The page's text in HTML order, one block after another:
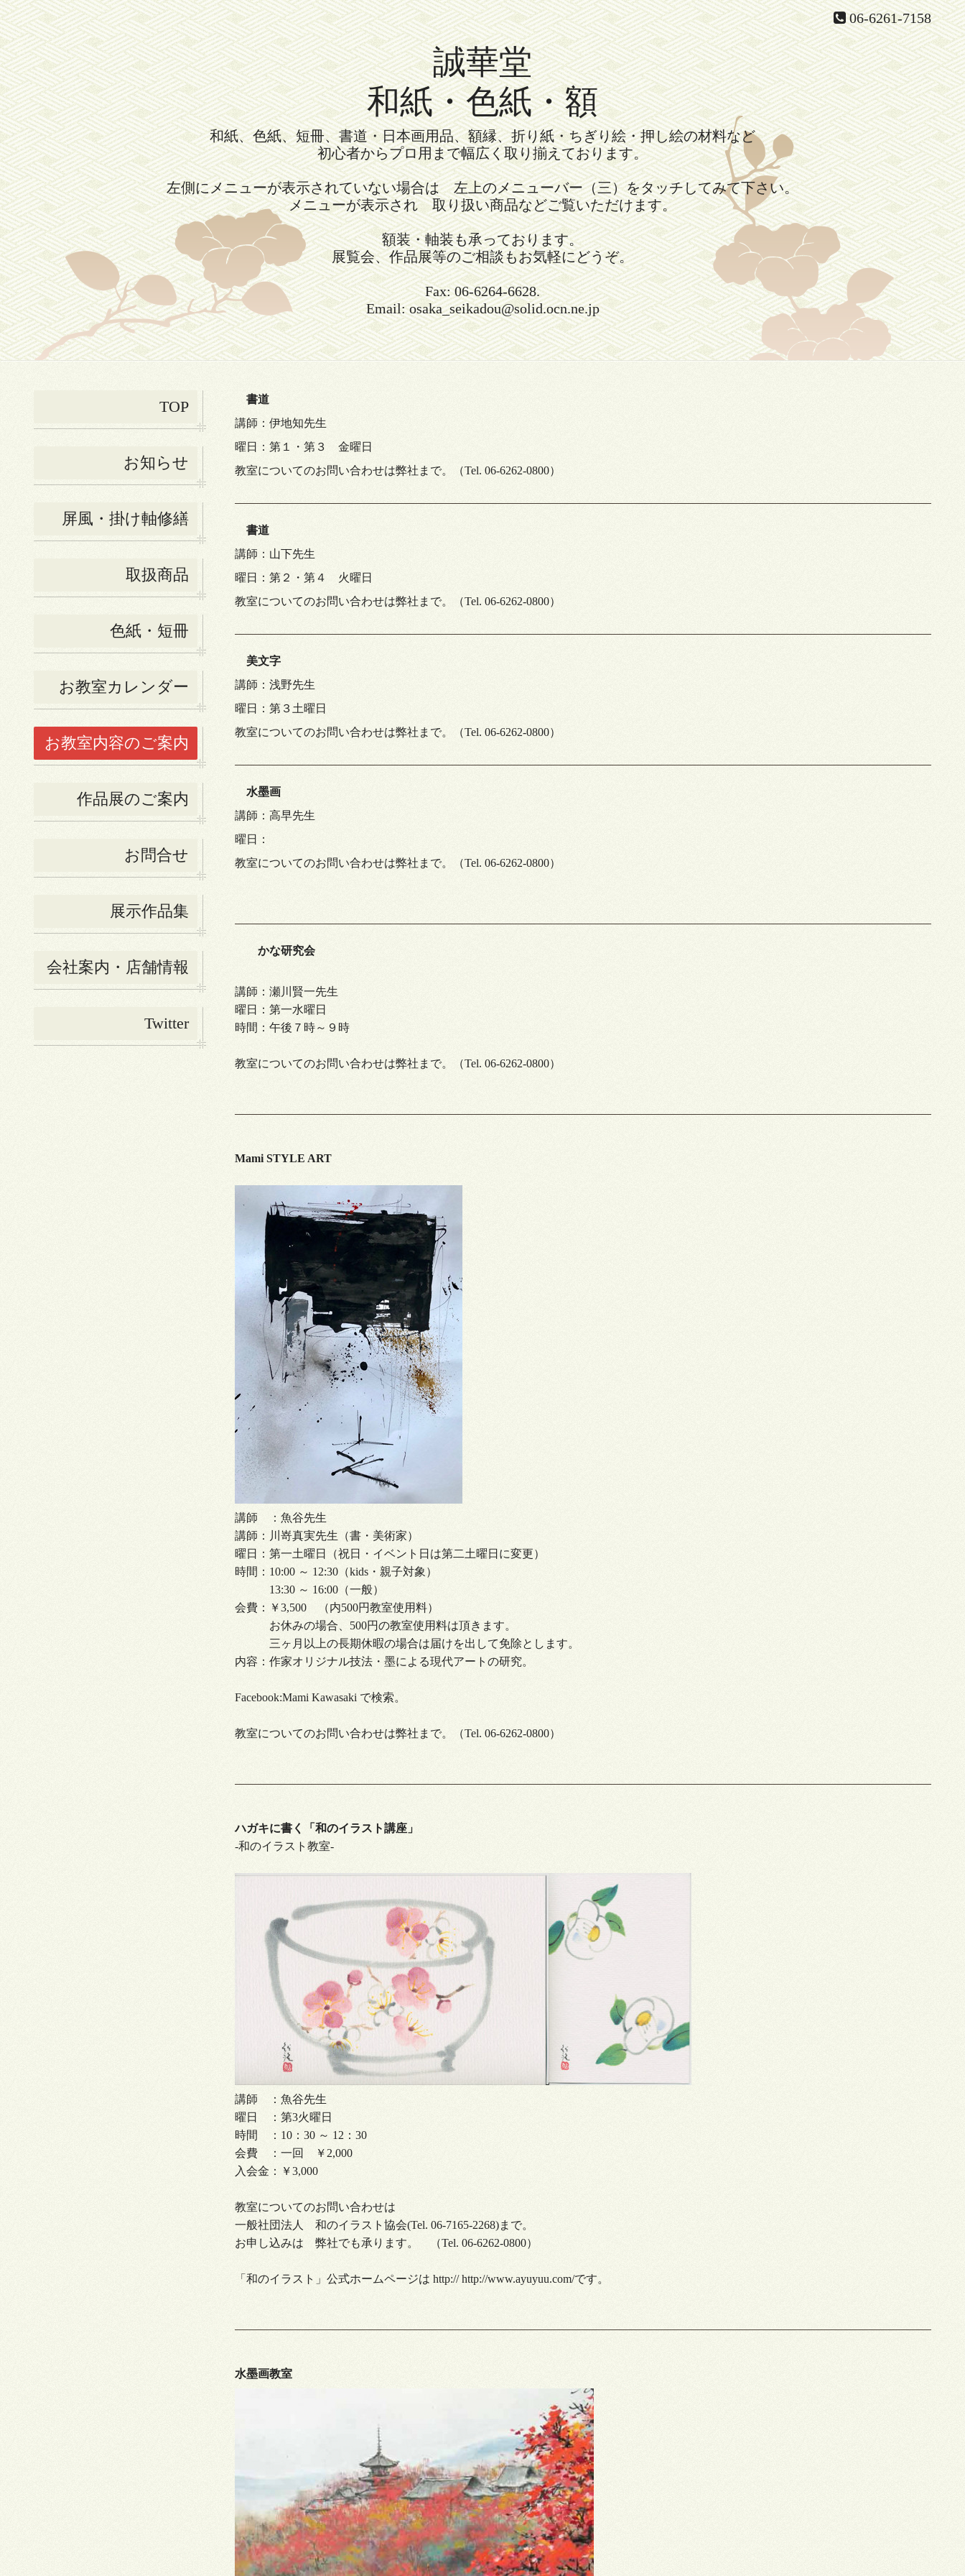
06-6261-7158
誠華堂
和紙・色紙・額
和紙、色紙、短冊、書道・日本画用品、額縁、折り紙・ちぎり絵・押し絵の材料など
初心者からプロ用まで幅広く取り揃えております。
左側にメニューが表示されていない場合は 左上のメニューバー（三）をタッチしてみて下さい。
メニューが表示され 取り扱い商品などご覧いただけます。
額装・軸装も承っております。
展覧会、作品展等のご相談もお気軽にどうぞ。
Fax: 06-6264-6628.
Email: osaka_seikadou@solid.ocn.ne.jp
TOP
お知らせ
屏風・掛け軸修繕
取扱商品
色紙・短冊
お教室カレンダー
お教室内容のご案内
作品展のご案内
お問合せ
展示作品集
会社案内・店舗情報
Twitter
書道
講師：伊地知先生
曜日：第１・第３ 金曜日
教室についてのお問い合わせは弊社まで。（Tel. 06-6262-0800）
書道
講師：山下先生
曜日：第２・第４ 火曜日
教室についてのお問い合わせは弊社まで。（Tel. 06-6262-0800）
美文字
講師：浅野先生
曜日：第３土曜日
教室についてのお問い合わせは弊社まで。（Tel. 06-6262-0800）
水墨画
講師：高早先生
曜日：
教室についてのお問い合わせは弊社まで。（Tel. 06-6262-0800）
かな研究会
講師：瀬川賢一先生
曜日：第一水曜日
時間：午後７時～９時
教室についてのお問い合わせは弊社まで。（Tel. 06-6262-0800）
Mami STYLE ART
講師 ：魚谷先生
講師：川嵜真実先生（書・美術家）
曜日：第一土曜日（祝日・イベント日は第二土曜日に変更）
時間：10:00 ～ 12:30（kids・親子対象）
13:30 ～ 16:00（一般）
会費：￥3,500 （内500円教室使用料）
お休みの場合、500円の教室使用料は頂きます。
三ヶ月以上の長期休暇の場合は届けを出して免除とします。
内容：作家オリジナル技法・墨による現代アートの研究。
Facebook:Mami Kawasaki で検索。
教室についてのお問い合わせは弊社まで。（Tel. 06-6262-0800）
ハガキに書く「和のイラスト講座」
-和のイラスト教室-
講師 ：魚谷先生
曜日 ：第3火曜日
時間 ：10：30 ～ 12：30
会費 ：一回 ￥2,000
入会金：￥3,000
教室についてのお問い合わせは
一般社団法人 和のイラスト協会(Tel. 06-7165-2268)まで。
お申し込みは 弊社でも承ります。 （Tel. 06-6262-0800）
「和のイラスト」公式ホームページは http:// http://www.ayuyuu.com/です。
水墨画教室